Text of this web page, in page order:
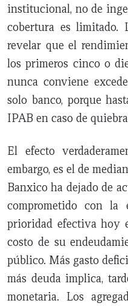
institucional, no de
cobertura es limitado.
revelar que el
los primeros cinco o
nunca conviene
solo banco, porque
IPAB en caso de
El efecto
embargo, es el de
Banxico ha dejado de
comprometido con la
prioridad efectiva hoy
costo de su
público. Más gasto
más deuda implica,
monetaria. Los